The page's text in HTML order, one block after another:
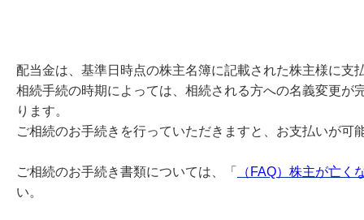
配当金は、基準日時点の株主名簿に記載された株主様に支
相続手続の時期によっては、相続される方への名義変更
ります。
ご相続のお手続きを行っていただきますと、お支払いが可
ご相続のお手続き書類については、「
（FAQ）株主が亡
い。